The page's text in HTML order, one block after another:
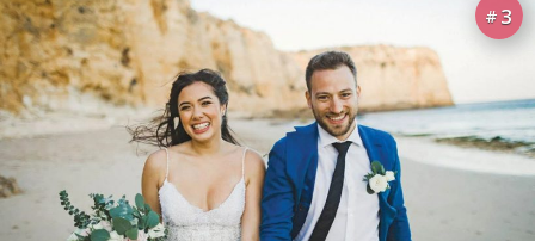
# 3